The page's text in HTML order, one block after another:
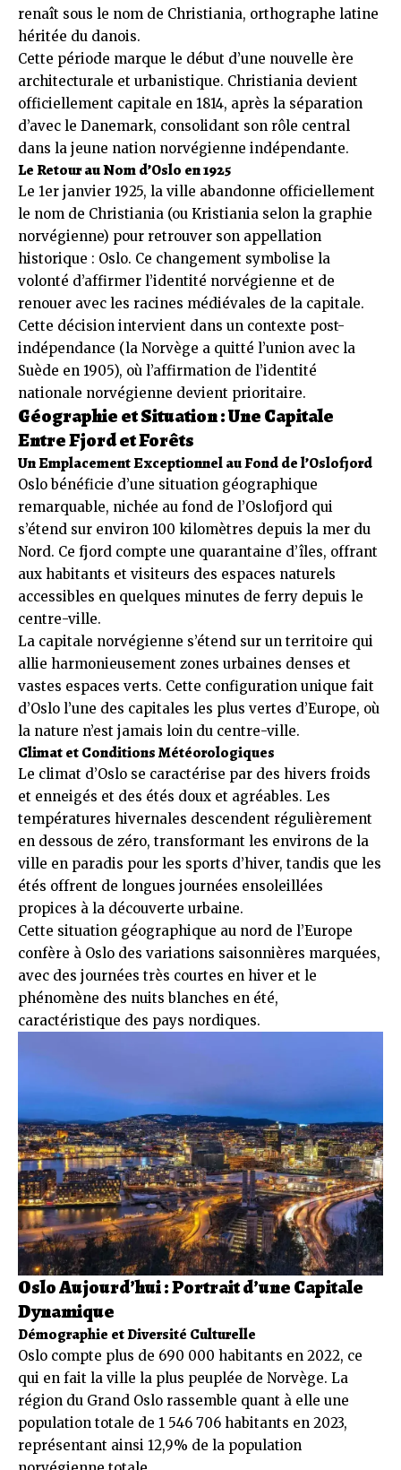
renaît sous le nom de Christiania, orthographe latine
héritée du danois.
Cette période marque le début d’une nouvelle ère
architecturale et urbanistique. Christiania devient
officiellement capitale en 1814, après la séparation
d’avec le Danemark, consolidant son rôle central
dans la jeune nation norvégienne indépendante.
Le Retour au Nom d’Oslo en 1925
Le 1er janvier 1925, la ville abandonne officiellement
le nom de Christiania (ou Kristiania selon la graphie
norvégienne) pour retrouver son appellation
historique : Oslo. Ce changement symbolise la
volonté d’affirmer l’identité norvégienne et de
renouer avec les racines médiévales de la capitale.
Cette décision intervient dans un contexte post-
indépendance (la Norvège a quitté l’union avec la
Suède en 1905), où l’affirmation de l’identité
nationale norvégienne devient prioritaire.
Géographie et Situation : Une Capitale
Entre Fjord et Forêts
Un Emplacement Exceptionnel au Fond de l’Oslofjord
Oslo bénéficie d’une situation géographique
remarquable, nichée au fond de l’Oslofjord qui
s’étend sur environ 100 kilomètres depuis la mer du
Nord. Ce fjord compte une quarantaine d’îles, offrant
aux habitants et visiteurs des espaces naturels
accessibles en quelques minutes de ferry depuis le
centre-ville.
La capitale norvégienne s’étend sur un territoire qui
allie harmonieusement zones urbaines denses et
vastes espaces verts. Cette configuration unique fait
d’Oslo l’une des capitales les plus vertes d’Europe, où
la nature n’est jamais loin du centre-ville.
Climat et Conditions Météorologiques
Le climat d’Oslo se caractérise par des hivers froids
et enneigés et des étés doux et agréables. Les
températures hivernales descendent régulièrement
en dessous de zéro, transformant les environs de la
ville en paradis pour les sports d’hiver, tandis que les
étés offrent de longues journées ensoleillées
propices à la découverte urbaine.
Cette situation géographique au nord de l’Europe
confère à Oslo des variations saisonnières marquées,
avec des journées très courtes en hiver et le
phénomène des nuits blanches en été,
caractéristique des pays nordiques.
Oslo Aujourd’hui : Portrait d’une Capitale
Dynamique
Démographie et Diversité Culturelle
Oslo compte plus de 690 000 habitants en 2022, ce
qui en fait la ville la plus peuplée de Norvège. La
région du Grand Oslo rassemble quant à elle une
population totale de 1 546 706 habitants en 2023,
représentant ainsi 12,9% de la population